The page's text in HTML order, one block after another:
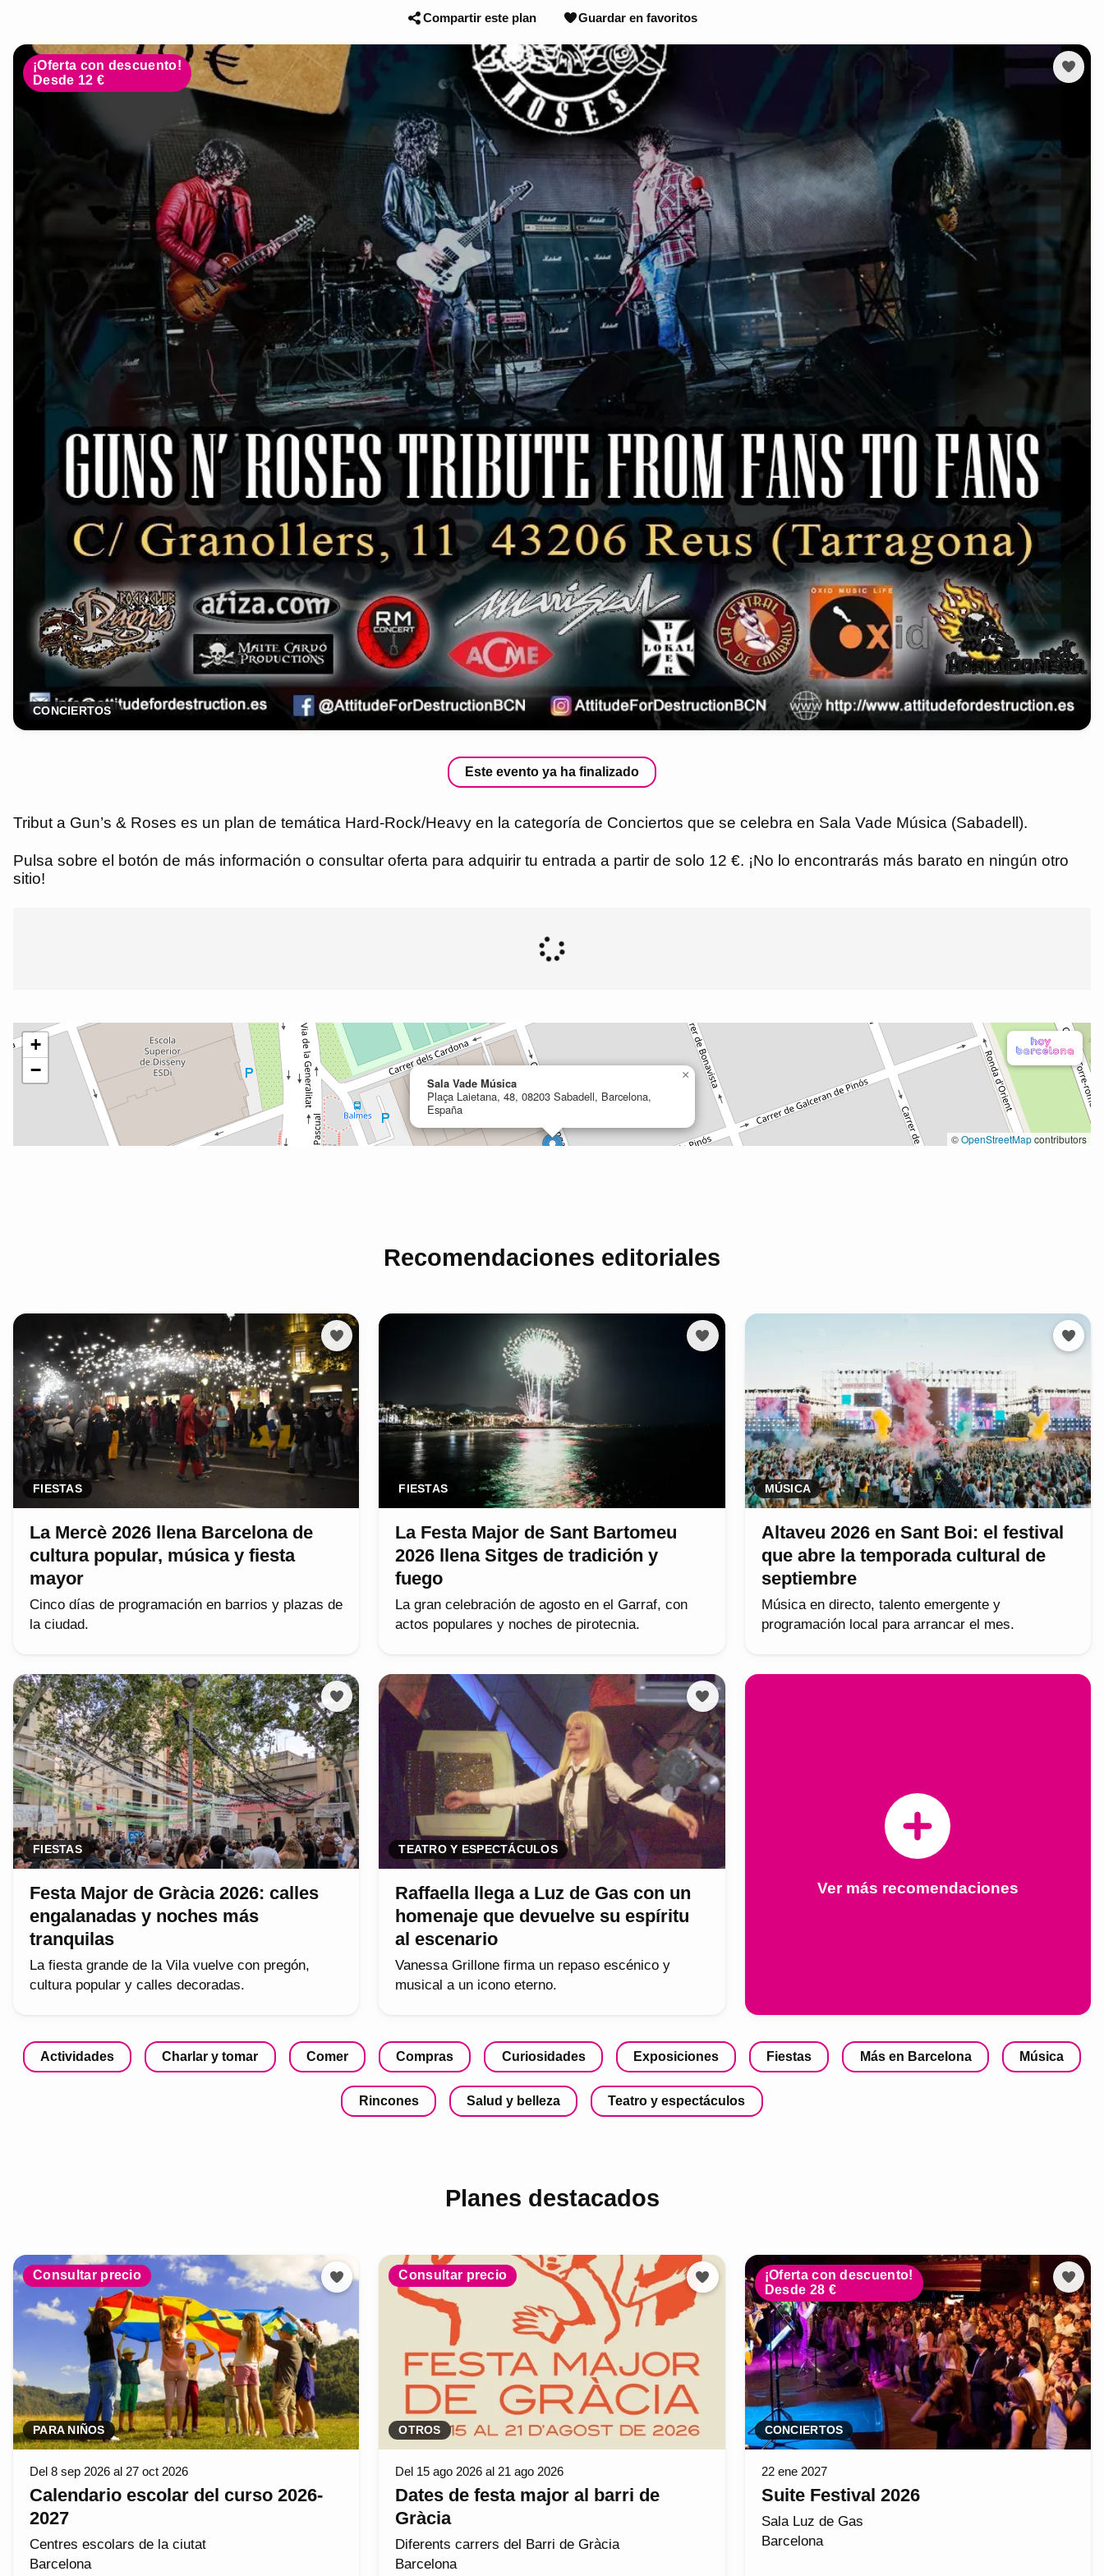
Compartir este plan Guardar en favoritos
¡Oferta con descuento!
Desde 12 €
CONCIERTOS
Este evento ya ha finalizado
Tribut a Gun’s & Roses es un plan de temática Hard-Rock/Heavy en la categoría de Conciertos que se celebra en Sala Vade Música (Sabadell).
Pulsa sobre el botón de más información o consultar oferta para adquirir tu entrada a partir de solo 12 €. ¡No lo encontrarás más barato en ningún otro
sitio!
Recomendaciones editoriales
FIESTAS
La Mercè 2026 llena Barcelona de
cultura popular, música y fiesta
mayor
Cinco días de programación en barrios y plazas de
la ciudad.
FIESTAS
La Festa Major de Sant Bartomeu
2026 llena Sitges de tradición y
fuego
La gran celebración de agosto en el Garraf, con
actos populares y noches de pirotecnia.
MÚSICA
Altaveu 2026 en Sant Boi: el festival
que abre la temporada cultural de
septiembre
Música en directo, talento emergente y
programación local para arrancar el mes.
FIESTAS
Festa Major de Gràcia 2026: calles
engalanadas y noches más
tranquilas
La fiesta grande de la Vila vuelve con pregón,
cultura popular y calles decoradas.
TEATRO Y ESPECTÁCULOS
Raffaella llega a Luz de Gas con un
homenaje que devuelve su espíritu
al escenario
Vanessa Grillone firma un repaso escénico y
musical a un icono eterno.
Ver más recomendaciones
Actividades Charlar y tomar Comer Compras Curiosidades Exposiciones Fiestas Más en Barcelona Música
Rincones Salud y belleza Teatro y espectáculos
Planes destacados
Consultar precio
PARA NIÑOS
Del 8 sep 2026 al 27 oct 2026
Calendario escolar del curso 2026-
2027
Centres escolars de la ciutat
Barcelona
Consultar precio
OTROS
Del 15 ago 2026 al 21 ago 2026
Dates de festa major al barri de
Gràcia
Diferents carrers del Barri de Gràcia
Barcelona
¡Oferta con descuento!
Desde 28 €
CONCIERTOS
22 ene 2027
Suite Festival 2026
Sala Luz de Gas
Barcelona